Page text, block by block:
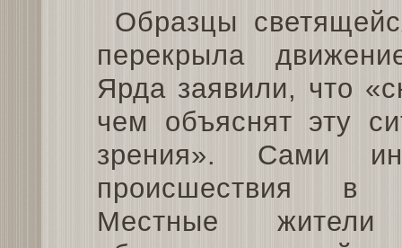
Образцы
перекрыла
Ярда заявили, что
чем объяснят эту
зрения». Сами
происшествия в
Местные жители